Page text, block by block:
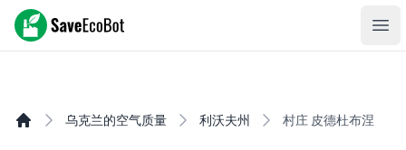
SaveEcoBot
乌克兰的空气质量 利沃夫州 村庄 皮德杜布涅